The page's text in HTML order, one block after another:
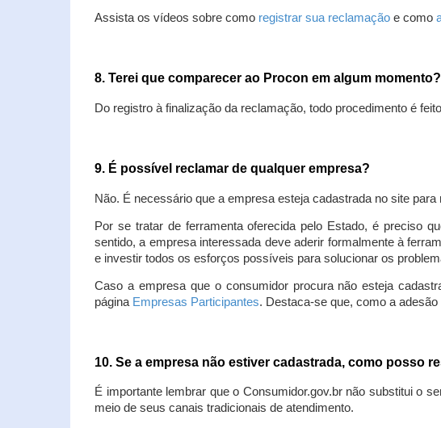
Assista os vídeos sobre como registrar sua reclamação e como
8. Terei que comparecer ao Procon em algum momento?
Do registro à finalização da reclamação, todo procedimento é
9. É possível reclamar de qualquer empresa?
Não. É necessário que a empresa esteja cadastrada no site
Por se tratar de ferramenta oferecida pelo Estado, é preciso
sentido, a empresa interessada deve aderir formalmente à
e investir todos os esforços possíveis para solucionar os
Caso a empresa que o consumidor procura não esteja
página Empresas Participantes. Destaca-se que, como a
10. Se a empresa não estiver cadastrada, como posso
É importante lembrar que o Consumidor.gov.br não substitui o
meio de seus canais tradicionais de atendimento.